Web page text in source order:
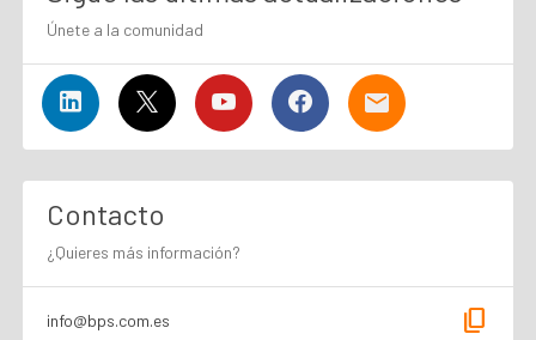
Únete a la comunidad
Contacto
¿Quieres más información?
info@bps.com.es content_copy